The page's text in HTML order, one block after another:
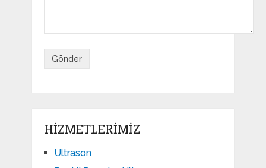
HIZMETLERIMIZ
Ultrason